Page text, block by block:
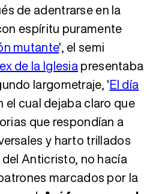
de adentrarse en la
espíritu puramente
mutante', el semi
de la Iglesiapresentaba
largometraje, 'El día
el cual dejaba claro que
que respondían a
y harto trillados
Anticristo, no hacía
marcados por la